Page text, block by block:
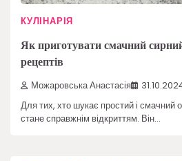
КУЛІНАРІЯ
Як приготувати смачний
рецептів
Можаровська Анастасія
Для тих, хто шукає простий і смачний
стане справжнім відкриттям. Він…